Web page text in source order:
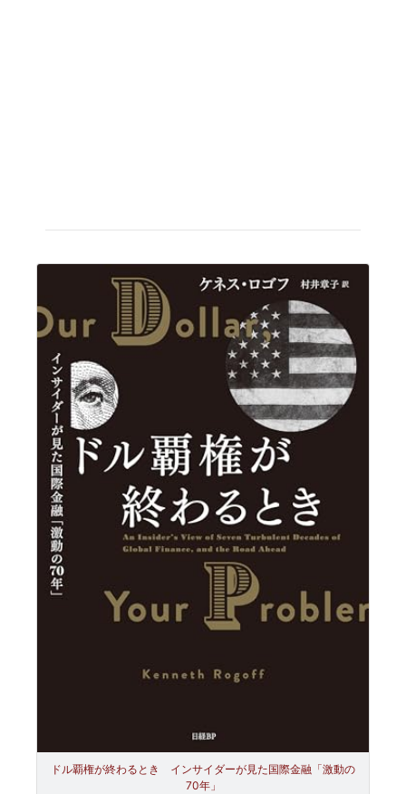
ドル覇権が終わるとき インサイダーが見た国際金融「激動の
70年」